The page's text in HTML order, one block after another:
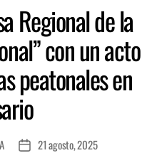
Regional de la
con un acto
peatonales en
21 agosto, 2025